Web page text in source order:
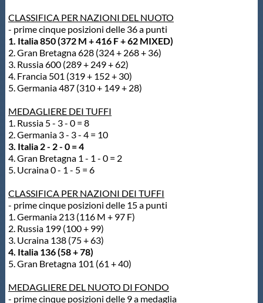
CLASSIFICA PER NAZIONI DEL NUOTO
- prime cinque posizioni delle 36 a punti
1. Italia 850 (372 M + 416 F + 62 MIXED)
2. Gran Bretagna 628 (324 + 268 + 36)
3. Russia 600 (289 + 249 + 62)
4. Francia 501 (319 + 152 + 30)
5. Germania 487 (310 + 149 + 28)
MEDAGLIERE DEI TUFFI
1. Russia 5 - 3 - 0 = 8
2. Germania 3 - 3 - 4 = 10
3. Italia 2 - 2 - 0 = 4
4. Gran Bretagna 1 - 1 - 0 = 2
5. Ucraina 0 - 1 - 5 = 6
CLASSIFICA PER NAZIONI DEI TUFFI
- prime cinque posizioni delle 15 a punti
1. Germania 213 (116 M + 97 F)
2. Russia 199 (100 + 99)
3. Ucraina 138 (75 + 63)
4. Italia 136 (58 + 78)
5. Gran Bretagna 101 (61 + 40)
MEDAGLIERE DEL NUOTO DI FONDO
- prime cinque posizioni delle 9 a medaglia